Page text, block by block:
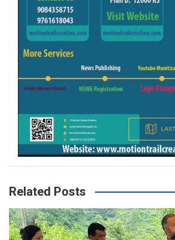
Related Posts